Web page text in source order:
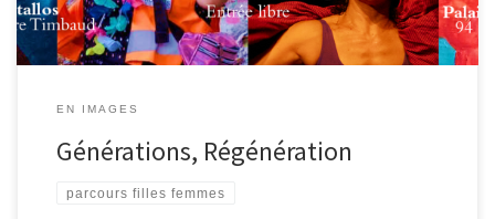
EN IMAGES
Générations, Régénération
parcours filles femmes